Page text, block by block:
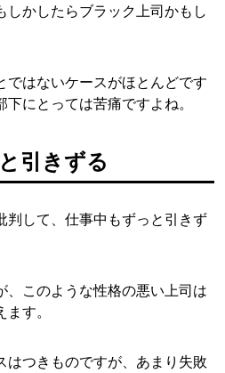
しかしたらブラック上司かもし
ではないケースがほとんどです
にとっては苦痛ですよね。
引きずる
判して、仕事中もずっと引きず
、このような性格の悪い上司は
す。
はつきものですが、あまり失敗